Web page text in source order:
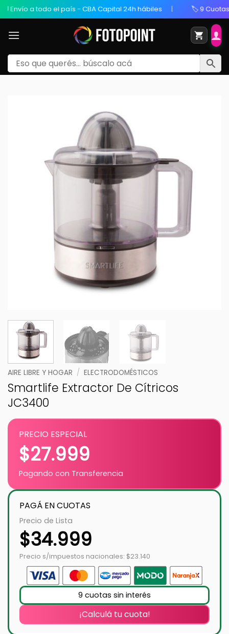
todo el país - CBA Capital 24h hábiles 🏷️ 9 Cuotas Sin
AIRE LIBRE Y HOGAR / ELECTRODOMÉSTICOS
Smartlife Extractor De Cítricos
JC3400
PRECIO ESPECIAL
$27.999
Pagando con Transferencia
PAGÁ EN CUOTAS
Precio de Lista
$34.999
Precio s/impuestos nacionales: $23.140
9 cuotas sin interés
¡Calculá tu cuota!